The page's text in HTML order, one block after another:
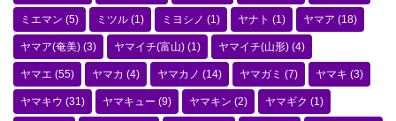
ミエマン (5) ミツル (1) ミヨシノ (1) ヤナト (1) ヤマア (18)
ヤマア(奄美) (3) ヤマイチ(富山) (1) ヤマイチ(山形) (4)
ヤマエ (55) ヤマカ (4) ヤマカノ (14) ヤマガミ (7) ヤマキ (3)
ヤマキウ (31) ヤマキュー (9) ヤマキン (2) ヤマギク (1)